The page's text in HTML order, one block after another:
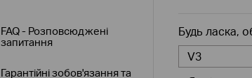
FAQ - Розповсюджені
запитання
Гарантійні зобов'язання та
Будь ласка,
V3